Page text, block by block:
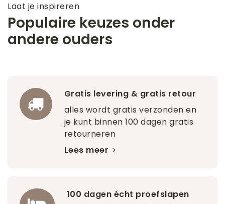
Laat je inspireren
Populaire keuzes onder
andere ouders
Gratis levering & gratis retour
alles wordt gratis verzonden en
je kunt binnen 100 dagen gratis
retourneren
Lees meer
100 dagen écht proefslapen